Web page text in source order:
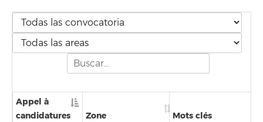
Appel à
candidatures
Zone Mots clés